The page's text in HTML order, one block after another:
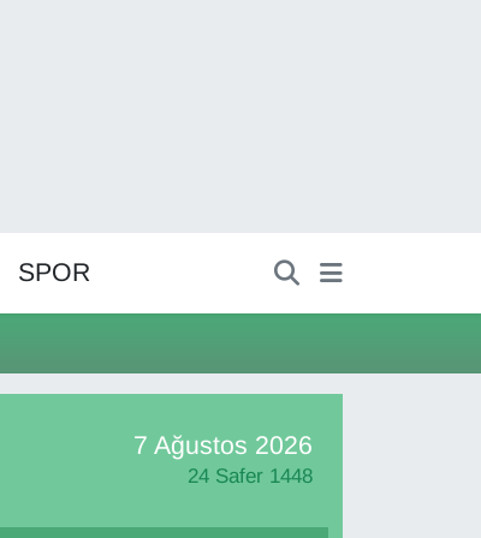
SPOR
7 Ağustos 2026
24 Safer 1448